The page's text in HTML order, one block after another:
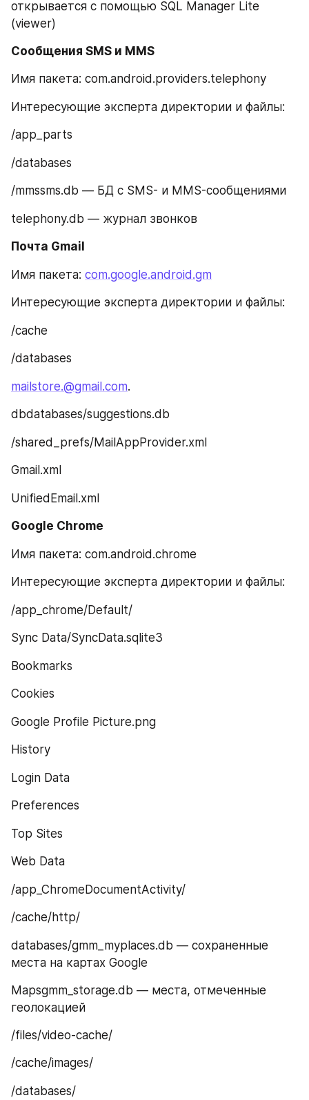
открывается с помощью SQL Manager Lite
(viewer)
Сообщения SMS и MMS
Имя пакета: com.android.providers.telephony
Интересующие эксперта директории и файлы:
/app_parts
/databases
/mmssms.db — БД с SMS- и MMS-сообщениями
telephony.db — журнал звонков
Почта Gmail
Имя пакета: com.google.android.gm
Интересующие эксперта директории и файлы:
/cache
/databases
mailstore.@gmail.com.
dbdatabases/suggestions.db
/shared_prefs/MailAppProvider.xml
Gmail.xml
UnifiedEmail.xml
Google Chrome
Имя пакета: com.android.chrome
Интересующие эксперта директории и файлы:
/app_chrome/Default/
Sync Data/SyncData.sqlite3
Bookmarks
Cookies
Google Profile Picture.png
History
Login Data
Preferences
Top Sites
Web Data
/app_ChromeDocumentActivity/
/cache/http/
databases/gmm_myplaces.db — сохраненные
места на картах Google
Mapsgmm_storage.db — места, отмеченные
геолокацией
/files/video-cache/
/cache/images/
/databases/